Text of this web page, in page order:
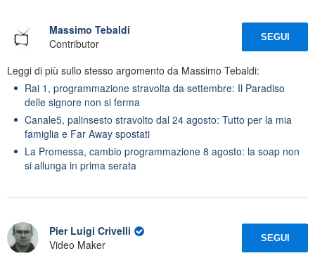
Massimo Tebaldi
Contributor
SEGUI
Leggi di più sullo stesso argomento da Massimo Tebaldi:
Rai 1, programmazione stravolta da settembre: Il Paradiso
delle signore non si ferma
Canale5, palinsesto stravolto dal 24 agosto: Tutto per la mia
famiglia e Far Away spostati
La Promessa, cambio programmazione 8 agosto: la soap non
si allunga in prima serata
Pier Luigi Crivelli
Video Maker
SEGUI